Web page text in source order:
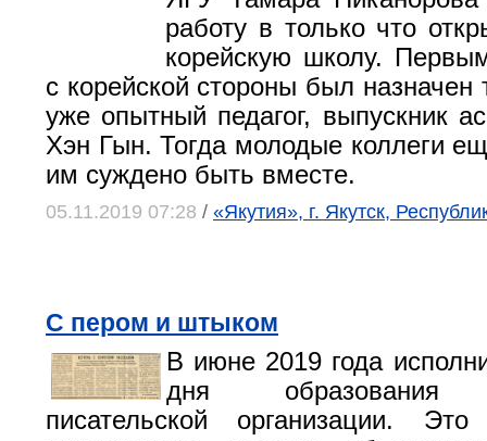
работу в только что
корейскую школу.
с корейской стороны был
уже опытный педагог, выпускник
Хэн Гын. Тогда молодые коллеги
им суждено быть вместе.
05.11.2019 07:28 / «Якутия», г. Якутск,
С пером и штыком
В июне 2019 года
дня образования
писательской организации. Это